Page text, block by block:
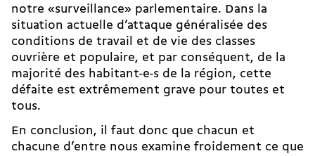
notre «surveillance» parlementaire. Dans la
situation actuelle d’attaque généralisée des
conditions de travail et de vie des classes
ouvrière et populaire, et par conséquent, de la
majorité des habitant-e-s de la région, cette
défaite est extrêmement grave pour toutes et
tous.
En conclusion, il faut donc que chacun et
chacune d’entre nous examine froidement ce que